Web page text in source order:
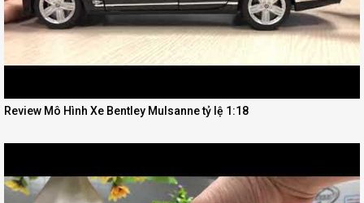
Review Mô Hình Xe Bentley Mulsanne tỷ lệ 1:18